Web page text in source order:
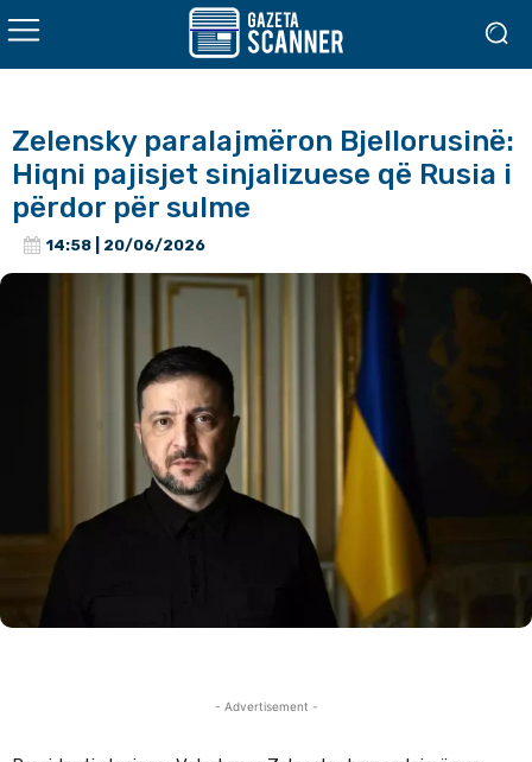
Zelensky paralajmëron Bjellorusinë:
Hiqni pajisjet sinjalizuese që Rusia i
përdor për sulme
14:58 | 20/06/2026
- Advertisement -